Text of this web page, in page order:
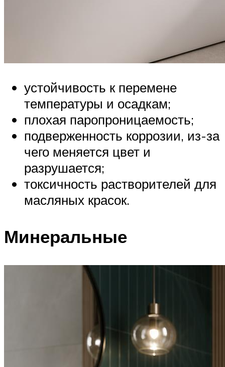
устойчивость к перемене
температуры и осадкам;
плохая паропроницаемость;
подверженность коррозии, из-за
чего меняется цвет и
разрушается;
токсичность растворителей для
масляных красок.
Минеральные